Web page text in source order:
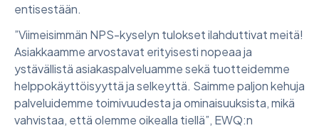
entisestään.
”Viimeisimmän NPS-kyselyn tulokset ilahduttivat meitä!
Asiakkaamme arvostavat erityisesti nopeaa ja
ystävällistä asiakaspalveluamme sekä tuotteidemme
helppokäyttöisyyttä ja selkeyttä. Saimme paljon kehuja
palveluidemme toimivuudesta ja ominaisuuksista, mikä
vahvistaa, että olemme oikealla tiellä”, EWQ:n